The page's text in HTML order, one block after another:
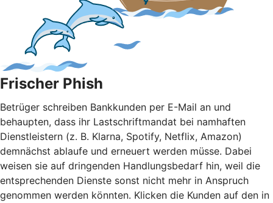
Frischer Phish
Betrüger schreiben Bankkunden per E-Mail an und
behaupten, dass ihr Lastschriftmandat bei namhaften
Dienstleistern (z. B. Klarna, Spotify, Netflix, Amazon)
demnächst ablaufe und erneuert werden müsse. Dabei
weisen sie auf dringenden Handlungsbedarf hin, weil die
entsprechenden Dienste sonst nicht mehr in Anspruch
genommen werden könnten. Klicken die Kunden auf den in